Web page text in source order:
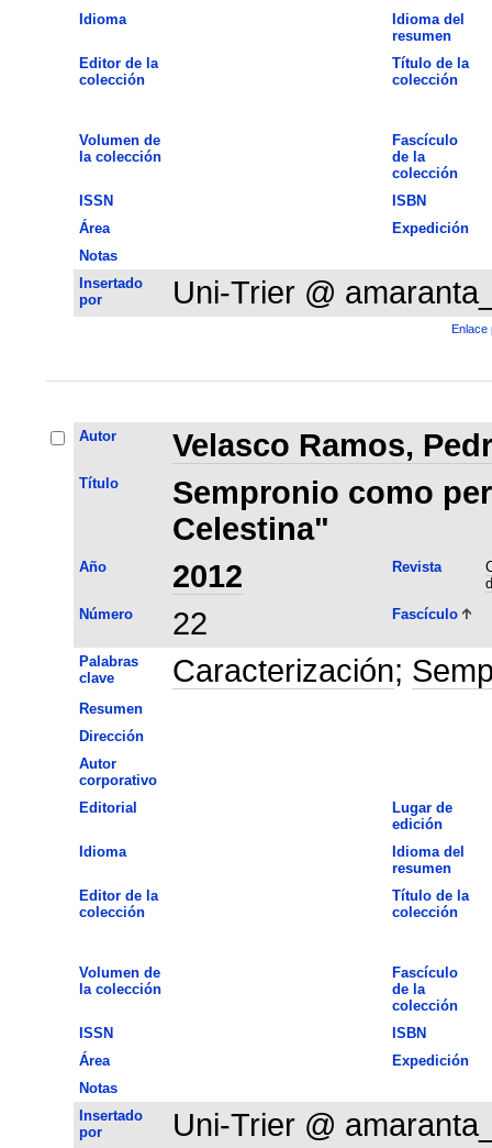
Idioma
Idioma del
resumen
Editor de la
colección
Título de la
colección
Volumen de
la colección
Fascículo
de la
colección
ISSN
ISBN
Área
Expedición
Notas
Insertado
por
Uni-Trier @
Enlace
Autor Velasco Ramos,
Título
Sempronio como
Celestina"
Año 2012 Revista
Número
22 Fascículo
Palabras
clave
Caracterización;
Resumen
Dirección
Autor
corporativo
Editorial
Lugar de
edición
Idioma
Idioma del
resumen
Editor de la
colección
Título de la
colección
Volumen de
la colección
Fascículo
de la
colección
ISSN
ISBN
Área
Expedición
Notas
Insertado
por
Uni-Trier @